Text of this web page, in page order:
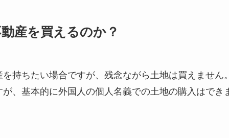
産を買えるのか？
を持ちたい場合ですが、残念ながら土地は買えません
、基本的に外国人の個人名義での土地の購入はでき